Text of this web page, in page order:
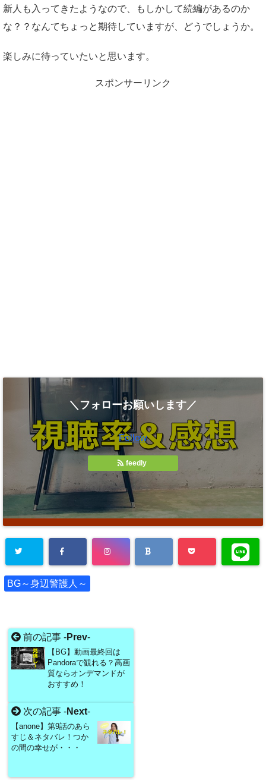
新人も入ってきたようなので、もしかして続編があるのか
な？？なんてちょっと期待していますが、どうでしょうか。
楽しみに待っていたいと思います。
スポンサーリンク
＼フォローお願いします／
Follow
feedly
BG～身辺警護人～
前の記事 -Prev-
【BG】動画最終回は
Pandoraで観れる？高画
質ならオンデマンドが
おすすめ！
次の記事 -Next-
【anone】第9話のあら
すじ＆ネタバレ！つか
の間の幸せが・・・